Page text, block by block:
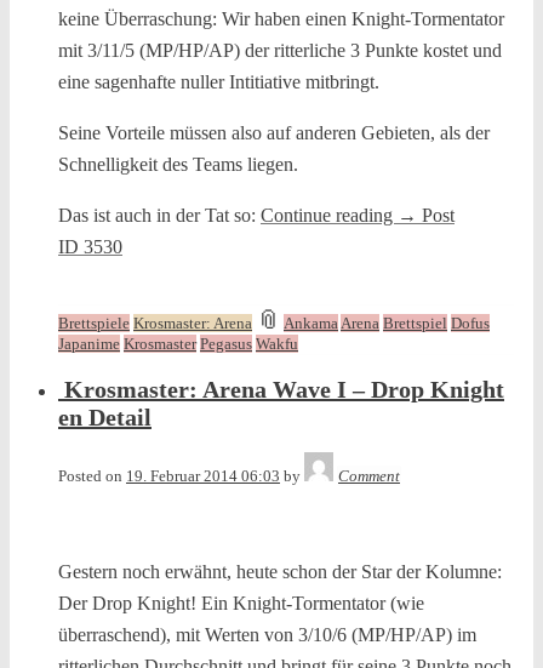
keine Überraschung: Wir haben einen Knight-Tormentator
mit 3/11/5 (MP/HP/AP) der ritterliche 3 Punkte kostet und
eine sagenhafte nuller Intitiative mitbringt.
Seine Vorteile müssen also auf anderen Gebieten, als der
Schnelligkeit des Teams liegen.
Das ist auch in der Tat so: Continue reading → Post
ID 3530
Brettspiele Krosmaster: Arena 📎 and
tagged
AnkamaArena Brettspiel Dofus
Japanime Krosmaster Pegasus Wakfu
Krosmaster: Arena Wave I – Drop Knight
en Detail
Posted on 19. Februar 2014 06:03 by
Comment
Gestern noch erwähnt, heute schon der Star der Kolumne:
Der Drop Knight! Ein Knight-Tormentator (wie
überraschend), mit Werten von 3/10/6 (MP/HP/AP) im